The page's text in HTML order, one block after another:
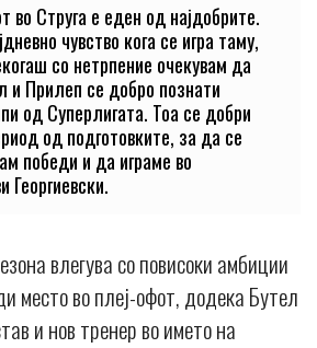
во Струга е еден од најдобрите.
чувство кога се игра таму,
со нетрпение очекувам да
и Прилеп се добро познати
од Суперлигата. Тоа се добри
од подготовките, за да се
победи и да играме во
Георгиевски.
влегува со повисоки амбиции
место во плеј-офот, додека Бутел
и нов тренер во името на